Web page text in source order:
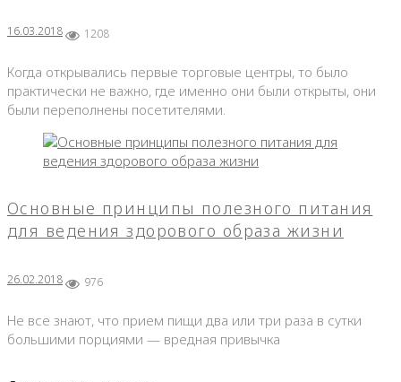
16.03.2018 1208
Когда открывались первые торговые центры, то было
практически не важно, где именно они были открыты, они
были переполнены посетителями.
Основные принципы полезного питания
для ведения здорового образа жизни
26.02.2018 976
Не все знают, что прием пищи два или три раза в сутки
большими порциями — вредная привычка